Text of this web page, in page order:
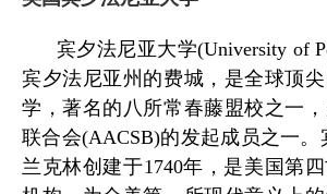
宾夕法尼亚大学(University of
宾夕法尼亚州的费城，是全球顶
学，著名的八所常春藤盟校之一
联合会(AACSB)的发起成员之一。
兰克林创建于1740年，是美国第